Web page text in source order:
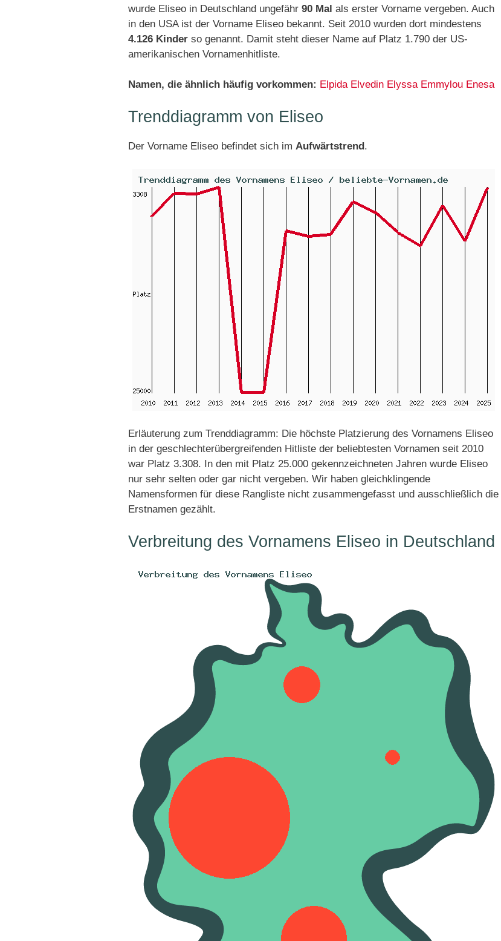
wurde Eliseo in Deutschland ungefähr 90 Mal als erster Vorname vergeben. Auch
in den USA ist der Vorname Eliseo bekannt. Seit 2010 wurden dort mindestens
4.126 Kinder so genannt. Damit steht dieser Name auf Platz 1.790 der US-
amerikanischen Vornamenhitliste.
Namen, die ähnlich häufig vorkommen: Elpida Elvedin Elyssa Emmylou Enesa
Trenddiagramm von Eliseo
Der Vorname Eliseo befindet sich im Aufwärtstrend.
Erläuterung zum Trenddiagramm: Die höchste Platzierung des Vornamens Eliseo
in der geschlechterübergreifenden Hitliste der beliebtesten Vornamen seit 2010
war Platz 3.308. In den mit Platz 25.000 gekennzeichneten Jahren wurde Eliseo
nur sehr selten oder gar nicht vergeben. Wir haben gleichklingende
Namensformen für diese Rangliste nicht zusammengefasst und ausschließlich die
Erstnamen gezählt.
Verbreitung des Vornamens Eliseo in Deutschland